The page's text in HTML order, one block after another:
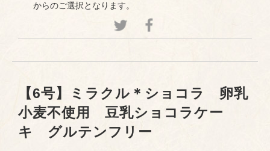
からのご選択となります。
【6号】ミラクル＊ショコラ 卵乳
小麦不使用 豆乳ショコラケー
キ グルテンフリー